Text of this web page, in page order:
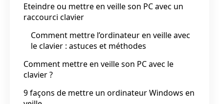
Eteindre ou mettre en veille son PC avec un
raccourci clavier
Comment mettre l’ordinateur en veille avec
le clavier : astuces et méthodes
Comment mettre en veille son PC avec le
clavier ?
9 façons de mettre un ordinateur Windows en